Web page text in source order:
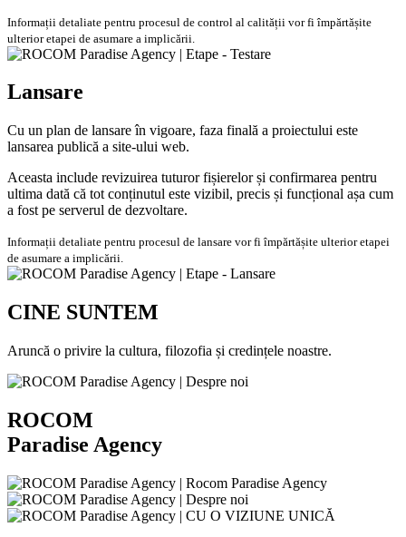
Informații detaliate pentru procesul de control al calității vor fi împărtășite
ulterior etapei de asumare a implicării.
Lansare
Cu un plan de lansare în vigoare, faza finală a proiectului este
lansarea publică a site-ului web.
Aceasta include revizuirea tuturor fișierelor și confirmarea pentru
ultima dată că tot conținutul este vizibil, precis și funcțional așa cum
a fost pe serverul de dezvoltare.
Informații detaliate pentru procesul de lansare vor fi împărtășite ulterior etapei
de asumare a implicării.
CINE SUNTEM
Aruncă o privire la cultura, filozofia și credințele noastre.
ROCOM
Paradise Agency